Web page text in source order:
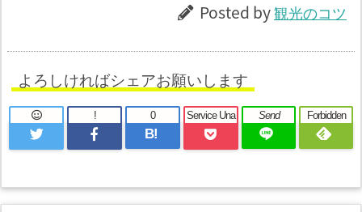
Posted by観光のコツ
よろしければシェアお願いします
!
B!
0 Service Una Send Forbidden